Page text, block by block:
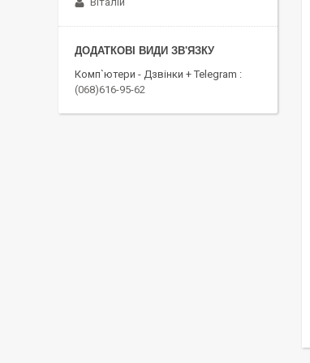
Комп`ютери - Дзвінки + Telegram
(068)616-95-62